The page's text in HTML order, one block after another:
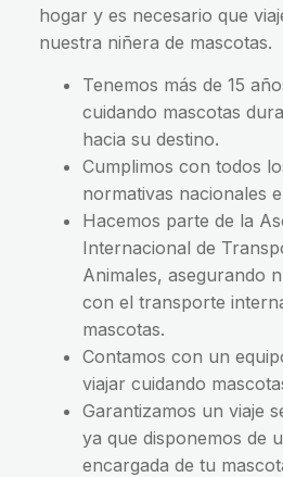
hogar y es necesario que
nuestra niñera de mascotas.
Tenemos más de 15
cuidando mascotas
hacia su destino.
Cumplimos con todos
normativas nacionales
Hacemos parte de la
Internacional de
Animales, asegurando
con el transporte
mascotas.
Contamos con un
viajar cuidando
Garantizamos un viaje
ya que disponemos de
encargada de tu